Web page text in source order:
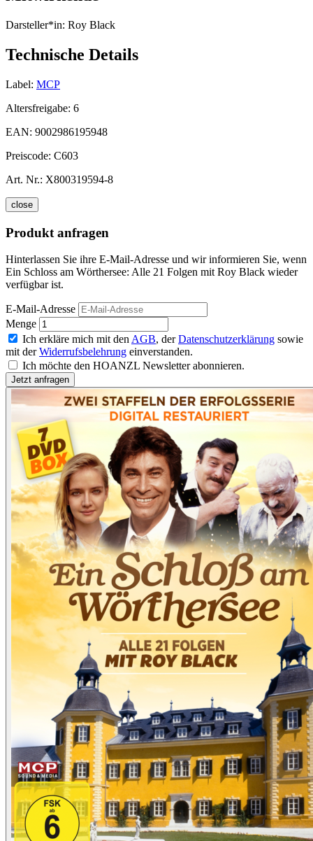
Darsteller*in: Roy Black
Technische Details
Label: MCP
Altersfreigabe: 6
EAN: 9002986195948
Preiscode: C603
Art. Nr.: X800319594-8
close
Produkt anfragen
Hinterlassen Sie ihre E-Mail-Adresse und wir informieren Sie, wenn
Ein Schloss am Wörthersee: Alle 21 Folgen mit Roy Black wieder
verfügbar ist.
E-Mail-Adresse
Menge
Ich erkläre mich mit den AGB, derDatenschutzerklärung sowie
mit derWiderrufsbelehrung einverstanden.
Ich möchte den HOANZL Newsletter abonnieren.